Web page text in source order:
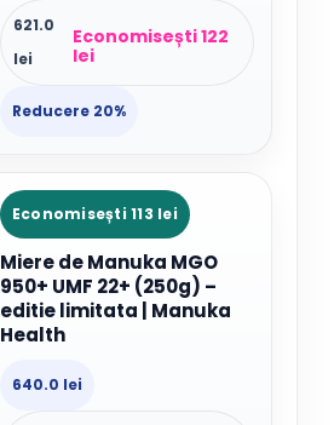
621.0
lei
Economisești 122
lei
Reducere 20%
Economisești 113 lei
Miere de Manuka MGO
950+ UMF 22+ (250g) –
editie limitata | Manuka
Health
640.0 lei